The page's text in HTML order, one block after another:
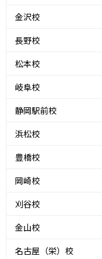
金沢校
長野校
松本校
岐阜校
静岡駅前校
浜松校
豊橋校
岡崎校
刈谷校
金山校
名古屋（栄）校